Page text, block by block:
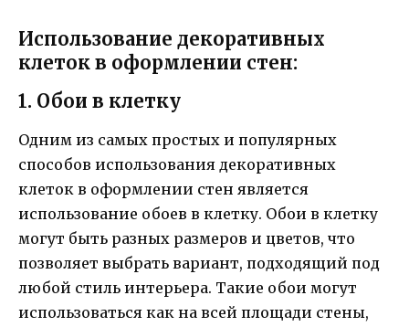
Использование декоративных
клеток в оформлении стен:
1. Обои в клетку
Одним из самых простых и популярных
способов использования декоративных
клеток в оформлении стен является
использование обоев в клетку. Обои в клетку
могут быть разных размеров и цветов, что
позволяет выбрать вариант, подходящий под
любой стиль интерьера. Такие обои могут
использоваться как на всей площади стены,